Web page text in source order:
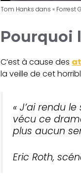
Tom Hanks dans « Forrest
Pourquoi
C’est à cause des
la veille de cet
« J’ai rendu
vécu ce
plus aucun
Eric Roth,